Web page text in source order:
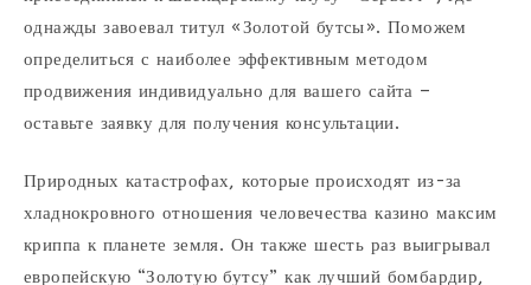
однажды завоевал титул «Золотой бутсы». Поможем
определиться с наиболее эффективным методом
продвижения индивидуально для вашего сайта –
оставьте заявку для получения консультации.
Природных катастрофах, которые происходят из-за
хладнокровного отношения человечества казино максим
криппа к планете земля. Он также шесть раз выигрывал
европейскую “Золотую бутсу” как лучший бомбардир,